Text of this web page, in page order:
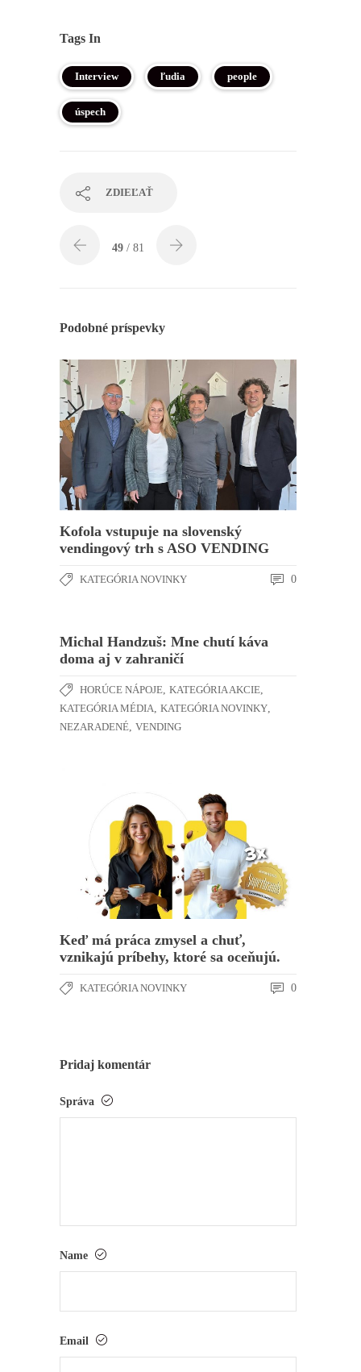
Tags In
Interview ľudia people
úspech
ZDIEĽAŤ
49 / 81
Podobné príspevky
Kofola vstupuje na slovenský
vendingový trh s ASO VENDING
KATEGÓRIA NOVINKY 0
Michal Handzuš: Mne chutí káva
doma aj v zahraničí
HORÚCE NÁPOJE, KATEGÓRIA AKCIE,
KATEGÓRIA MÉDIA, KATEGÓRIA NOVINKY,
NEZARADENÉ, VENDING
Keď má práca zmysel a chuť,
vznikajú príbehy, ktoré sa oceňujú.
KATEGÓRIA NOVINKY 0
Pridaj komentár
Správa
Name
Email